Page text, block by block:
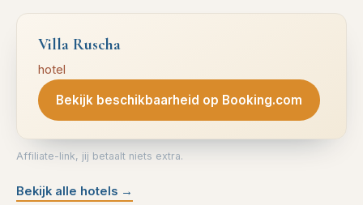
Villa Ruscha
hotel
Bekijk beschikbaarheid op Booking.com
Affiliate-link, jij betaalt niets extra.
Bekijk alle hotels →